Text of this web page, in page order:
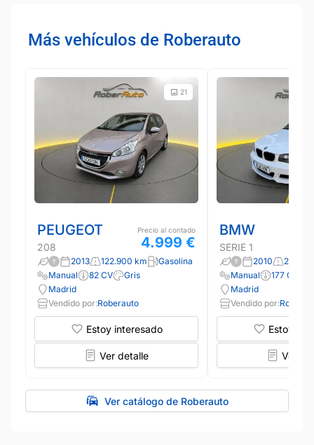
Más vehículos de Roberauto
21
PEUGEOT
208
Precio al contado
4.999 €
2013 122.900 km
Gasolina
Manual
82 CV
Gris
Madrid
Vendido por:Roberauto
Estoy interesado
Ver detalle
BMW
SERIE 1
2010
Manual
177 CV
Madrid
Vendido por:
Estoy
Ver
Ver catálogo de Roberauto